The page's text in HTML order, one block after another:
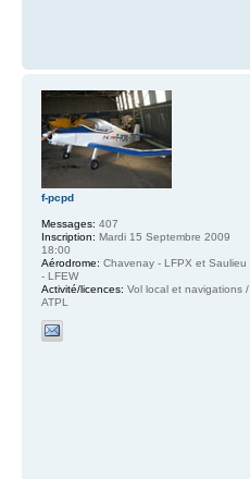
f-pcpd
Messages: 407
Inscription: Mardi 15 Septembre 2009
18:00
Aérodrome: Chavenay - LFPX et Saulieu
- LFEW
Activité/licences: Vol local et navigations /
ATPL